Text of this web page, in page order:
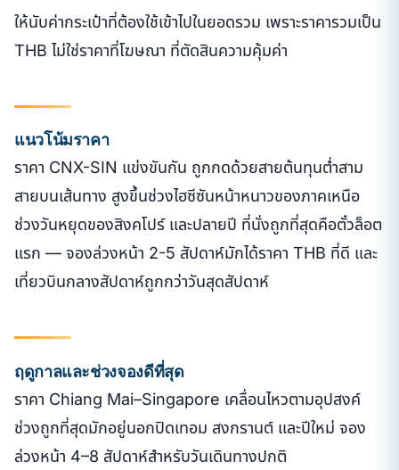
ให้นับค่ากระเป๋าที่ต้องใช้เข้าไปในยอดรวม เพราะราคารวมเป็น
THB ไม่ใช่ราคาที่โฆษณา ที่ตัดสินความคุ้มค่า
แนวโน้มราคา
ราคา CNX-SIN แข่งขันกัน ถูกกดด้วยสายต้นทุนต่ำสาม
สายบนเส้นทาง สูงขึ้นช่วงไฮซีซันหน้าหนาวของภาคเหนือ
ช่วงวันหยุดของสิงคโปร์ และปลายปี ที่นั่งถูกที่สุดคือตั๋วล็อต
แรก — จองล่วงหน้า 2-5 สัปดาห์มักได้ราคา THB ที่ดี และ
เที่ยวบินกลางสัปดาห์ถูกกว่าวันสุดสัปดาห์
ฤดูกาลและช่วงจองดีที่สุด
ราคา Chiang Mai–Singapore เคลื่อนไหวตามอุปสงค์
ช่วงถูกที่สุดมักอยู่นอกปิดเทอม สงกรานต์ และปีใหม่ จอง
ล่วงหน้า 4–8 สัปดาห์สำหรับวันเดินทางปกติ